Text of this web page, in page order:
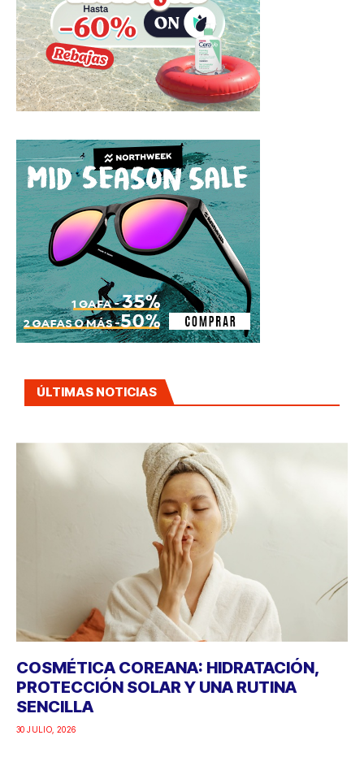
ÚLTIMAS NOTICIAS
COSMÉTICA COREANA: HIDRATACIÓN,
PROTECCIÓN SOLAR Y UNA RUTINA
SENCILLA
30 JULIO, 2026